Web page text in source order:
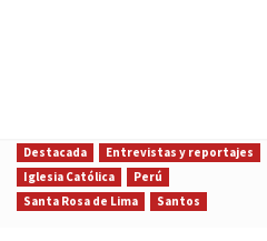
Destacada
Entrevistas y reportajes
Iglesia Católica
Perú
Santa Rosa de Lima
Santos